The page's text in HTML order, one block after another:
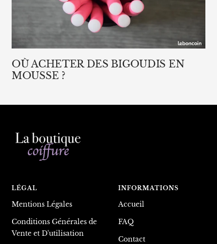
OÙ ACHETER DES BIGOUDIS EN
MOUSSE ?
LÉGAL
Mentions Légales
Conditions Générales de
Vente et D'utilisation
INFORMATIONS
Accueil
FAQ
Contact